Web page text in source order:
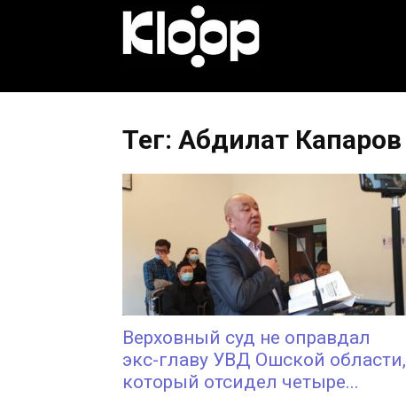
Новости
Кыргызстана
Тег: Абдилат Капаров
Верховный суд не оправдал
экс-главу УВД Ошской области,
который отсидел четыре...